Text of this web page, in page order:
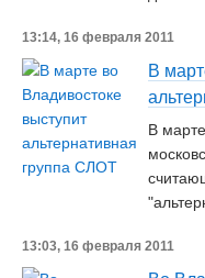
13:14, 16 февраля 2011
В
В
13:03, 16 февраля 2011